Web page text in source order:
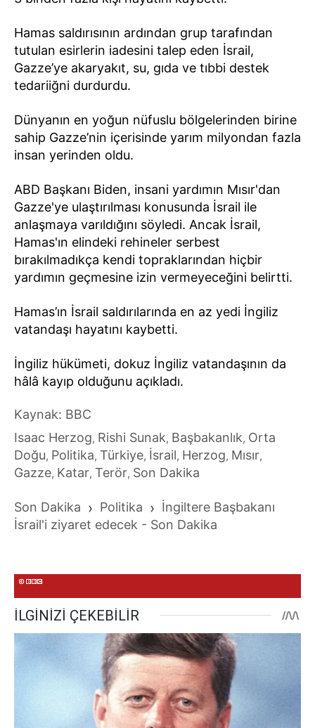
Hamas saldırısının ardından grup tarafından
tutulan esirlerin iadesini talep eden İsrail,
Gazze’ye akaryakıt, su, gıda ve tıbbi destek
tedariiğni durdurdu.
Dünyanın en yoğun nüfuslu bölgelerinden birine
sahip Gazze’nin içerisinde yarım milyondan fazla
insan yerinden oldu.
ABD Başkanı Biden, insani yardımın Mısır'dan
Gazze'ye ulaştırılması konusunda İsrail ile
anlaşmaya varıldığını söyledi. Ancak İsrail,
Hamas'ın elindeki rehineler serbest
bırakılmadıkça kendi topraklarından hiçbir
yardımın geçmesine izin vermeyeceğini belirtti.
Hamas’ın İsrail saldırılarında en az yedi İngiliz
vatandaşı hayatını kaybetti.
İngiliz hükümeti, dokuz İngiliz vatandaşının da
hâlâ kayıp olduğunu açıkladı.
Kaynak: BBC
Isaac Herzog, Rishi Sunak, Başbakanlık, Orta
Doğu, Politika, Türkiye, İsrail, Herzog, Mısır,
Gazze, Katar, Terör, Son Dakika
Son Dakika › Politika › İngiltere Başbakanı
İsrail'i ziyaret edecek - Son Dakika